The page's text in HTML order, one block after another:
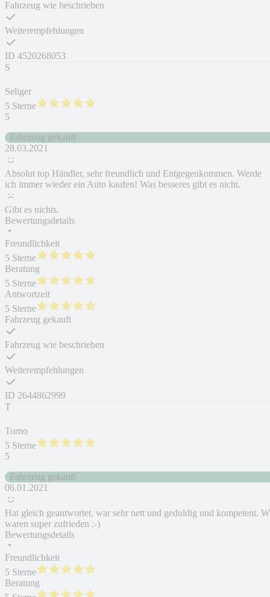
Fahrzeug wie beschrieben
Weiterempfehlungen
ID 4520268053
S
Seliger
5 Sterne
5
Fahrzeug gekauft
28.03.2021
Absolut top Händler, sehr freundlich und Entgegenkommen. Werde
ich immer wieder ein Auto kaufen! Was besseres gibt es nicht.
Gibt es nichts.
Bewertungsdetails
Freundlichkeit
5 Sterne
Beratung
5 Sterne
Antwortzeit
5 Sterne
Fahrzeug gekauft
Fahrzeug wie beschrieben
Weiterempfehlungen
ID 2644862999
T
Torno
5 Sterne
5
Fahrzeug gekauft
06.01.2021
Hat gleich geantwortet, war sehr nett und geduldig und kompetent.
waren super zufrieden :-)
Bewertungsdetails
Freundlichkeit
5 Sterne
Beratung